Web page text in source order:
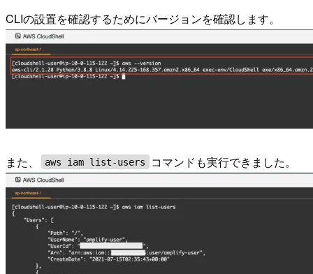
CLIの設置を確認するためにバージョンを確認します。
また、 aws iam list-users コマンドも実行できました。